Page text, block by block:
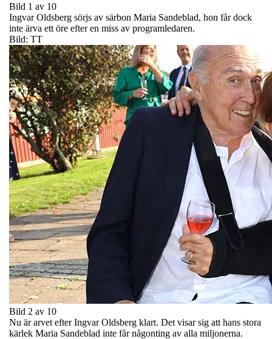
Bild 1 av 10
Ingvar Oldsberg sörjs av särbon Maria Sandeblad, hon får dock
inte ärva ett öre efter en miss av programledaren.
Bild: TT
Bild 2 av 10
Nu är arvet efter Ingvar Oldsberg klart. Det visar sig att hans stora
kärlek Maria Sandeblad inte får någonting av alla miljonerna.